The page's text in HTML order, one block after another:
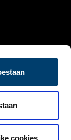
cookies